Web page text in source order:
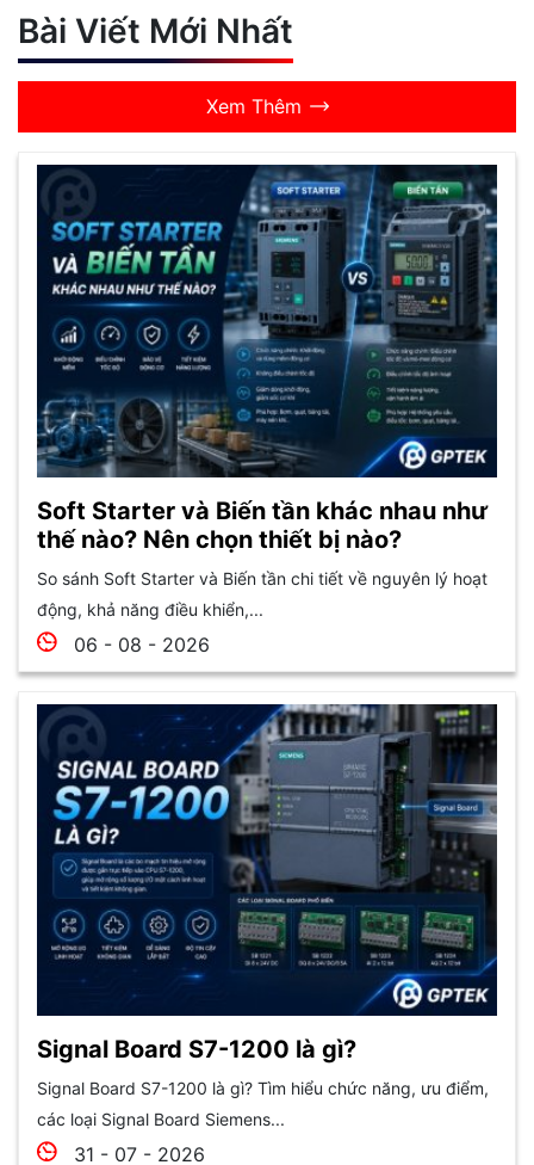
Bài Viết Mới Nhất
Xem Thêm
Soft Starter và Biến tần khác nhau như
thế nào? Nên chọn thiết bị nào?
So sánh Soft Starter và Biến tần chi tiết về nguyên lý hoạt
động, khả năng điều khiển,...
06 - 08 - 2026
Signal Board S7-1200 là gì?
Signal Board S7-1200 là gì? Tìm hiểu chức năng, ưu điểm,
các loại Signal Board Siemens...
31 - 07 - 2026